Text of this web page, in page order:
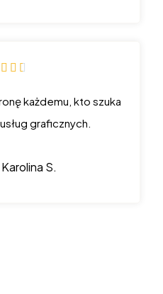
  
każdemu, kto szuka
graficznych.
Karolina S.